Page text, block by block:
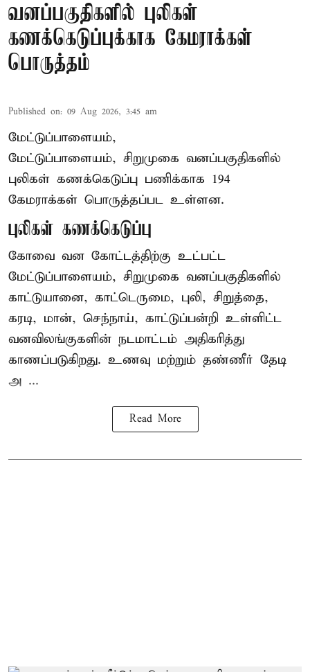
வனப்பகுதிகளில் புலிகள்
கணக்கெடுப்புக்காக கேமராக்கள்
பொருத்தம்
Published on: 09 Aug 2026, 3:45 am
மேட்டுப்பாளையம்,
மேட்டுப்பாளையம், சிறுமுகை வனப்பகுதிகளில்
புலிகள் கணக்கெடுப்பு பணிக்காக 194
கேமராக்கள் பொருத்தப்பட உள்ளன.
புலிகள் கணக்கெடுப்பு
கோவை வன கோட்டத்திற்கு உட்பட்ட
மேட்டுப்பாளையம், சிறுமுகை வனப்பகுதிகளில்
காட்டுயானை, காட்டெருமை, புலி, சிறுத்தை,
கரடி, மான், செந்நாய், காட்டுப்பன்றி உள்ளிட்ட
வனவிலங்குகளின் நடமாட்டம் அதிகரித்து
காணப்படுகிறது. உணவு மற்றும் தண்ணீர் தேடி
அ ...
Read More